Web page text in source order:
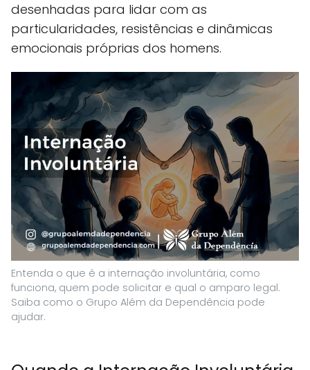
desenhadas para lidar com as
particularidades, resistências e dinâmicas
emocionais próprias dos homens.
Entenda o que é a internação involuntária, como
funciona, quem pode solicitar e qual o amparo legal.
Saiba como o Grupo Além da Dependência pode
ajudar.